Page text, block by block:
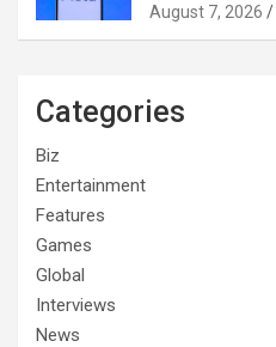
August 7, 2026
Categories
Biz
Entertainment
Features
Games
Global
Interviews
News